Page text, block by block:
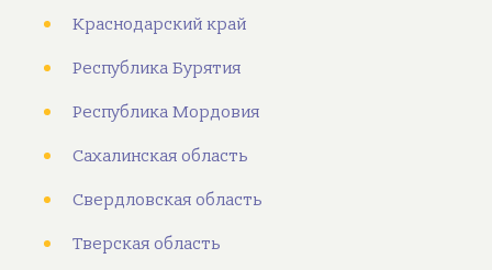
Краснодарский край
Республика Бурятия
Республика Мордовия
Сахалинская область
Свердловская область
Тверская область